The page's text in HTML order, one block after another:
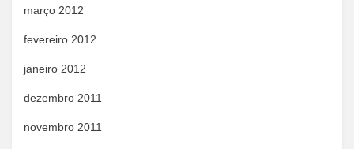
março 2012
fevereiro 2012
janeiro 2012
dezembro 2011
novembro 2011